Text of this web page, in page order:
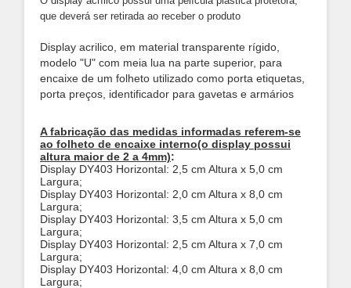
que deverá ser retirada ao receber o produto
Display acrilico, em material transparente rígido,
modelo "U" com meia lua na parte superior, para
encaixe de um folheto utilizado como porta etiquetas,
porta preços, identificador para gavetas e armários
A fabricação das medidas informadas referem-se
ao folheto de encaixe interno(o display possui
altura maior de 2 a 4mm):
Display DY403 Horizontal: 2,5 cm Altura x 5,0 cm
Largura;
Display DY403 Horizontal: 2,0 cm Altura x 8,0 cm
Largura;
Display DY403 Horizontal: 3,5 cm Altura x 5,0 cm
Largura;
Display DY403 Horizontal: 2,5 cm Altura x 7,0 cm
Largura;
Display DY403 Horizontal: 4,0 cm Altura x 8,0 cm
Largura;